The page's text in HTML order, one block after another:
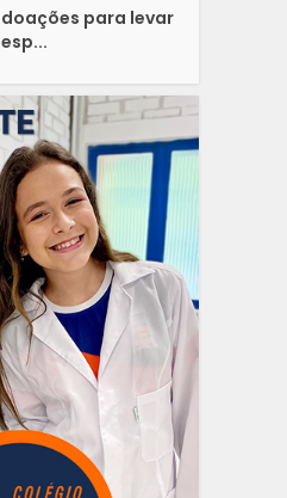
doações para levar
esp...